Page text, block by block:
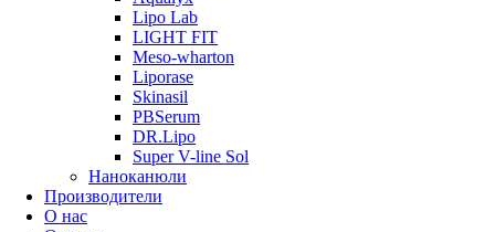
Lipo Lab
LIGHT FIT
Meso-wharton
Liporase
Skinasil
PBSerum
DR.Lipo
Super V-line Sol
Наноканюли
Производители
О нас